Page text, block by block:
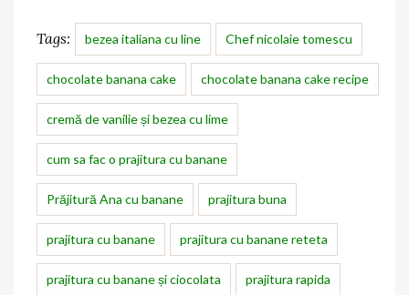
Tags: bezea italiana cu line Chef nicolaie tomescu
chocolate banana cake chocolate banana cake recipe
cremă de vanilie și bezea cu lime
cum sa fac o prajitura cu banane
Prăjitură Ana cu banane prajitura buna
prajitura cu banane prajitura cu banane reteta
prajitura cu banane și ciocolata prajitura rapida